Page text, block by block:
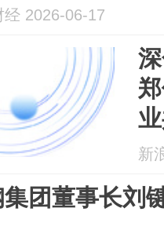
经 2026-06-17
新
团董事长刘